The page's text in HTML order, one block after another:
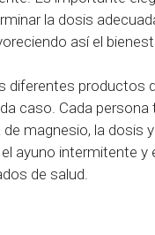
la dosis
así el
diferentes productos
caso. Cada
magnesio, la dosis
ayuno intermitente
de salud.